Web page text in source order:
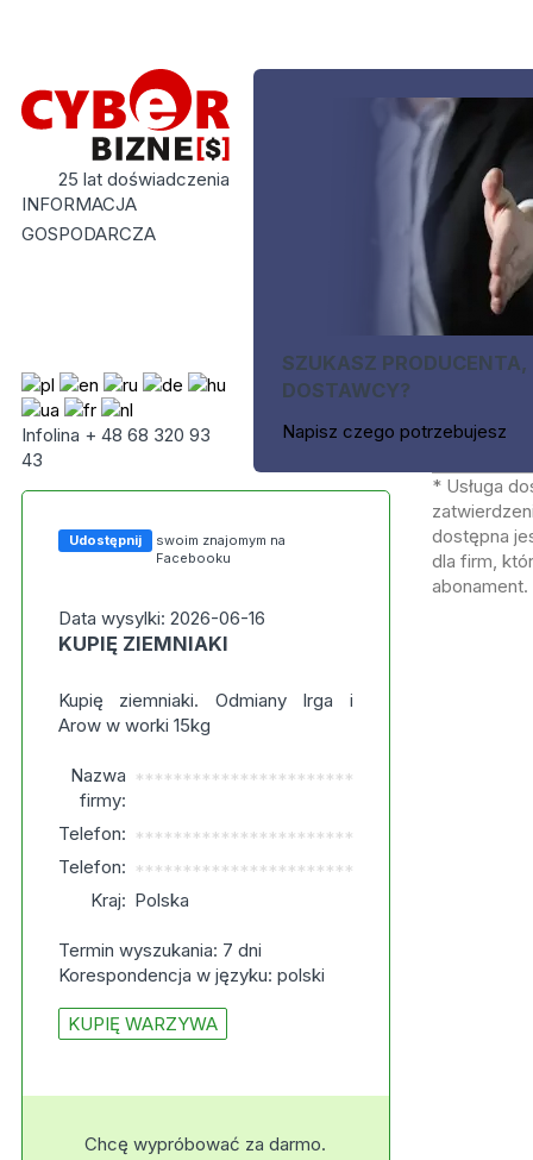
25 lat doświadczenia
INFORMACJA
GOSPODARCZA
Infolina + 48 68 320 93
43
SZUKASZ PRODUCENTA,
DOSTAWCY?
Napisz czego potrzebujesz
Udostępnij
swoim znajomym na
Facebooku
Data wysylki: 2026-06-16
KUPIĘ ZIEMNIAKI
Kupię ziemniaki. Odmiany Irga i
Arow w worki 15kg
Nazwa
firmy:
***********************
Telefon: ***********************
Telefon: ***********************
Kraj: Polska
Termin wyszukania: 7 dni
Korespondencja w języku: polski
KUPIĘ WARZYWA
Chcę wypróbować za darmo.
* Usługa
dostępna
dla firm,
abonament.